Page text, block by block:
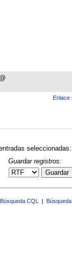
Enlace
seleccionadas:
Guardar registros:
Guardar
Búsqueda CQL